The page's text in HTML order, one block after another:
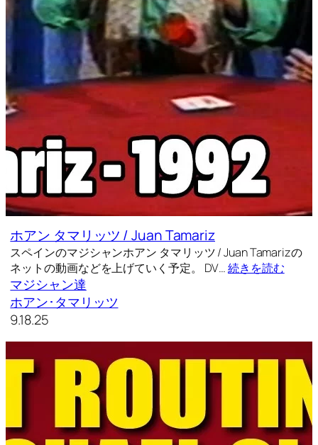
ホアン タマリッツ / Juan Tamariz
スペインのマジシャンホアン タマリッツ / Juan Tamarizの
ネットの動画などを上げていく予定。 DV…続きを読む
マジシャン達
ホアン･タマリッツ
9.18.25